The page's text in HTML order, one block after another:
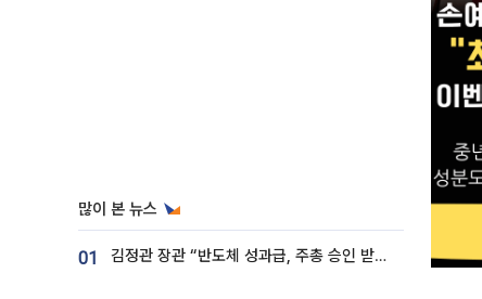
많이 본 뉴스
01 김정관 장관 “반도체 성과급, 주총 승인 받도록”…상법·자본시장법 개정 시사